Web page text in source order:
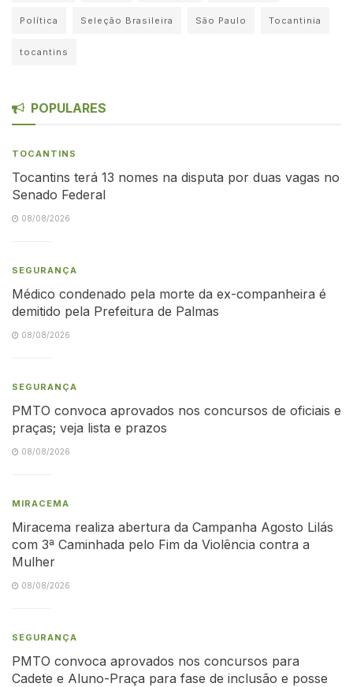
Política Seleção Brasileira São Paulo Tocantinia
tocantins
POPULARES
TOCANTINS
Tocantins terá 13 nomes na disputa por duas vagas no
Senado Federal
08/08/2026
SEGURANÇA
Médico condenado pela morte da ex-companheira é
demitido pela Prefeitura de Palmas
08/08/2026
SEGURANÇA
PMTO convoca aprovados nos concursos de oficiais e
praças; veja lista e prazos
08/08/2026
MIRACEMA
Miracema realiza abertura da Campanha Agosto Lilás
com 3ª Caminhada pelo Fim da Violência contra a
Mulher
08/08/2026
SEGURANÇA
PMTO convoca aprovados nos concursos para
Cadete e Aluno-Praça para fase de inclusão e posse